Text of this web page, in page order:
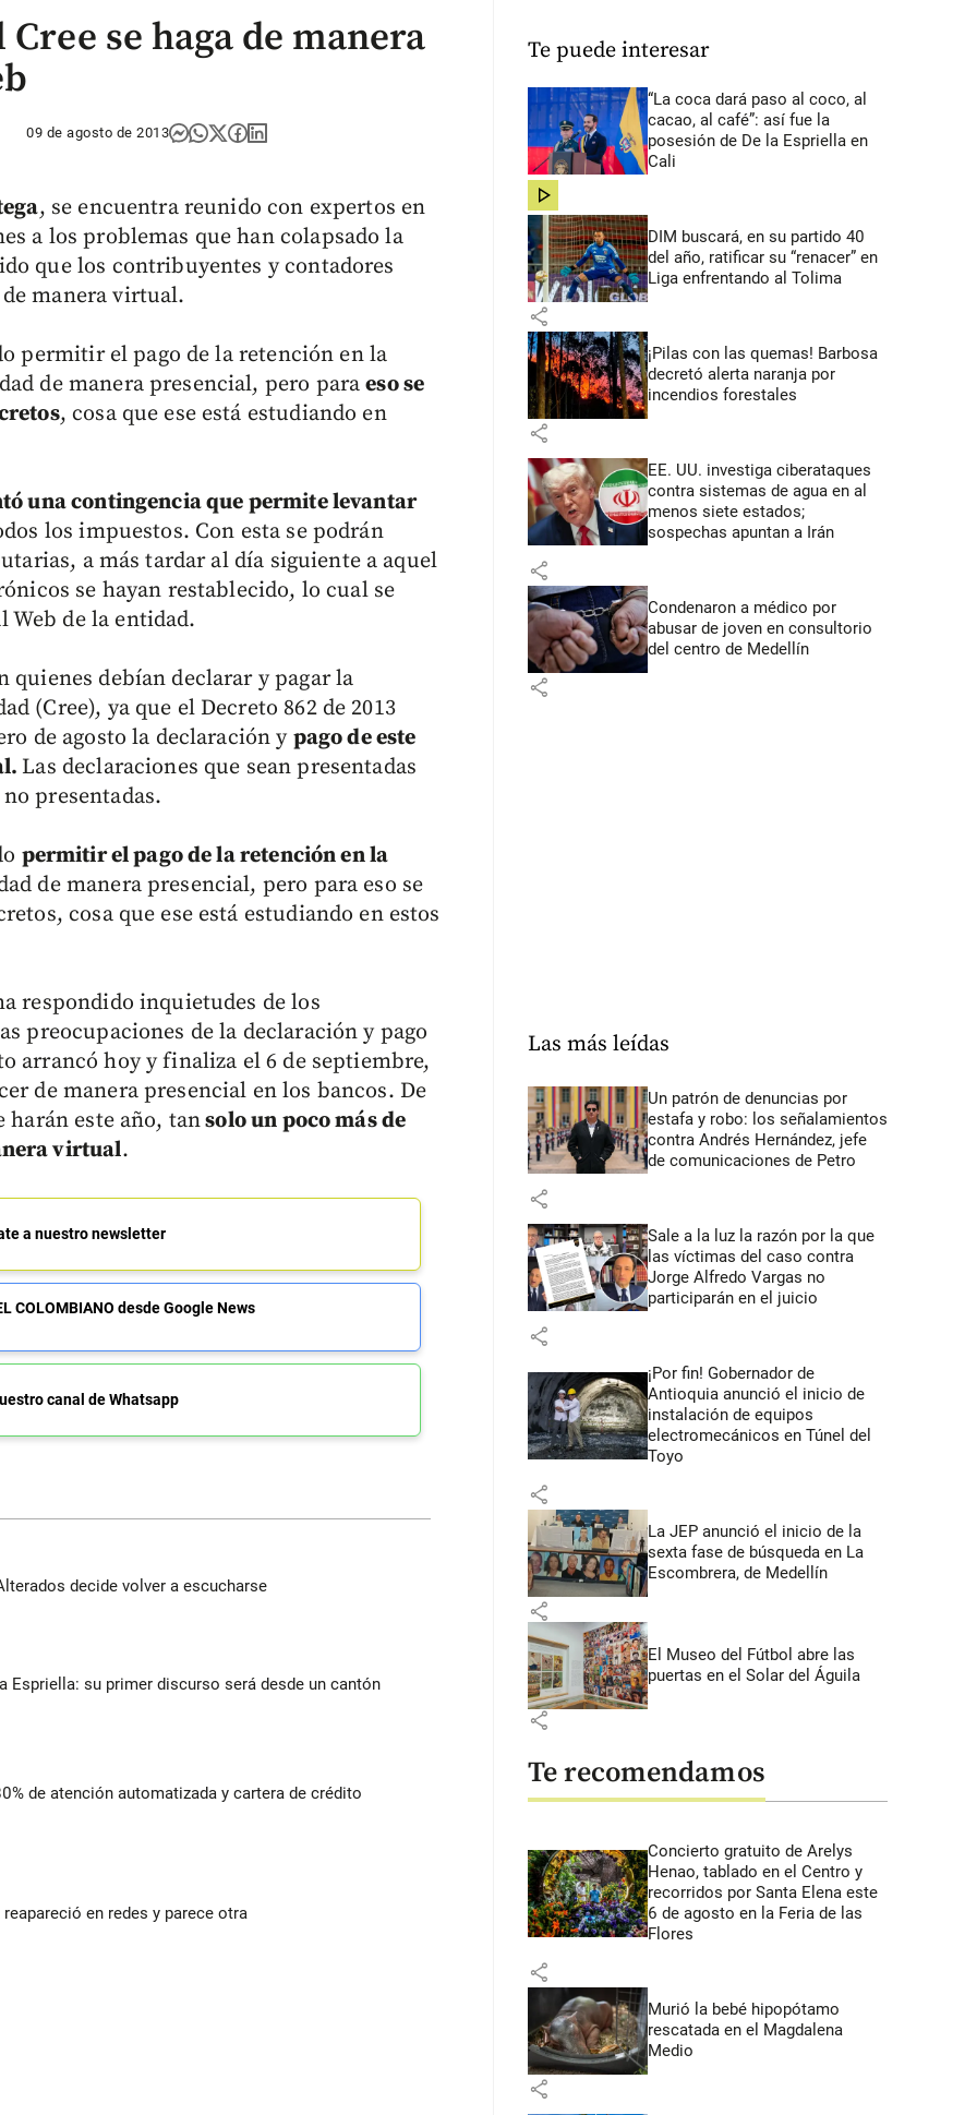
se haga de manera
09 de agosto de 2013
, se encuentra reunido con expertos en
a los problemas que han colapsado la
que los contribuyentes y contadores
manera virtual.
permitir el pago de la retención en la
de manera presencial, pero paraeso se
, cosa que ese está estudiando en
una contingencia que permite levantar
los impuestos. Con esta se podrán
a más tardar al día siguiente a aquel
se hayan restablecido, lo cual se
de la entidad.
quienes debían declarar y pagar la
(Cree), ya que el Decreto 862 de 2013
de agosto la declaración y pago de este
Las declaraciones que sean presentadas
presentadas.
permitir el pago de la retención en la
de manera presencial, pero para eso se
cosa que ese está estudiando en estos
respondido inquietudes de los
preocupaciones de la declaración y pago
arrancó hoy y finaliza el 6 de septiembre,
de manera presencial en los bancos. De
harán este año, tansolo un poco más de
virtual.
a nuestro newsletter
COLOMBIANO desde Google News
canal de Whatsapp
decide volver a escucharse
Espriella: su primer discurso será desde un cantón
de atención automatizada y cartera de crédito
en redes y parece otra
Te puede interesar
“La coca dará paso al coco, al
cacao, al café”: así fue la
posesión de De la Espriella en
Cali
share
DIM buscará, en su partido 40
del año, ratificar su “renacer” en
Liga enfrentando al Tolima
share
¡Pilas con las quemas! Barbosa
decretó alerta naranja por
incendios forestales
share
EE. UU. investiga ciberataques
contra sistemas de agua en al
menos siete estados;
sospechas apuntan a Irán
share
Condenaron a médico por
abusar de joven en consultorio
del centro de Medellín
share
Las más leídas
Un patrón de denuncias por
estafa y robo: los señalamientos
contra Andrés Hernández, jefe
de comunicaciones de Petro
share
Sale a la luz la razón por la que
las víctimas del caso contra
Jorge Alfredo Vargas no
participarán en el juicio
share
¡Por fin! Gobernador de
Antioquia anunció el inicio de
instalación de equipos
electromecánicos en Túnel del
Toyo
share
La JEP anunció el inicio de la
sexta fase de búsqueda en La
Escombrera, de Medellín
share
El Museo del Fútbol abre las
puertas en el Solar del Águila
share
Te recomendamos
Concierto gratuito de Arelys
Henao, tablado en el Centro y
recorridos por Santa Elena este
6 de agosto en la Feria de las
Flores
share
Murió la bebé hipopótamo
rescatada en el Magdalena
Medio
share